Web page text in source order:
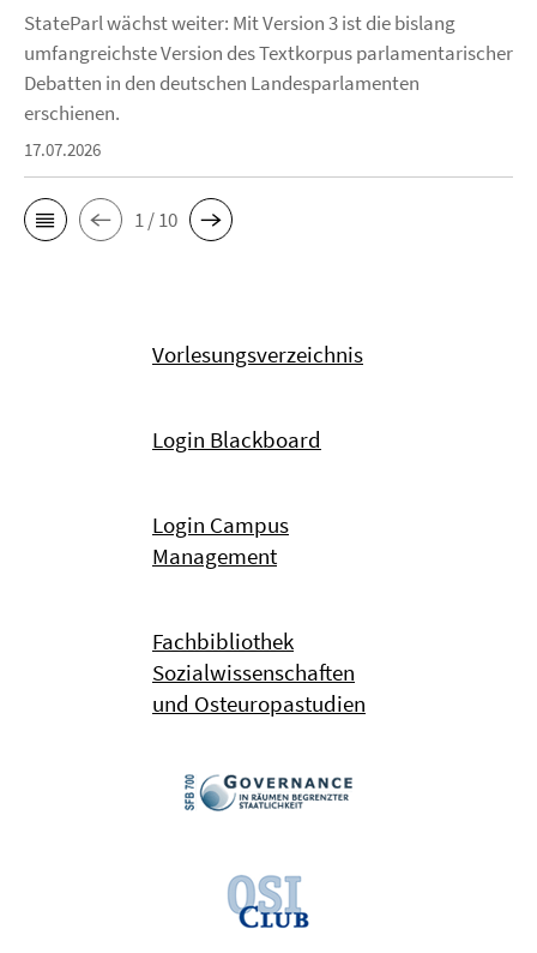
StateParl wächst weiter: Mit Version 3 ist die bislang
umfangreichste Version des Textkorpus parlamentarischer
Debatten in den deutschen Landesparlamenten
erschienen.
17.07.2026
1 / 10
Vorlesungsverzeichnis
Login Blackboard
Login Campus
Management
Fachbibliothek
Sozialwissenschaften
und Osteuropastudien